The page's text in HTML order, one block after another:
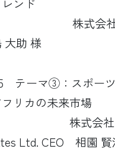
ンド
社
助 様
テーマ③：スポー
リカの未来市場
会社
Ltd. CEO 相園 賢